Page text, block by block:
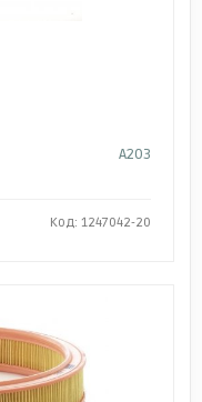
A203
Код: 1247042-20